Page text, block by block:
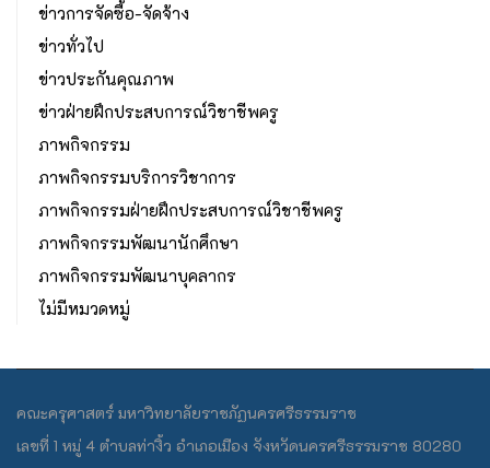
ข่าวการจัดซื้อ-จัดจ้าง
ข่าวทั่วไป
ข่าวประกันคุณภาพ
ข่าวฝ่ายฝึกประสบการณ์วิชาชีพครู
ภาพกิจกรรม
ภาพกิจกรรมบริการวิชาการ
ภาพกิจกรรมฝ่ายฝึกประสบการณ์วิชาชีพครู
ภาพกิจกรรมพัฒนานักศึกษา
ภาพกิจกรรมพัฒนาบุคลากร
ไม่มีหมวดหมู่
คณะครุศาสตร์ มหาวิทยาลัยราชภัฏนครศรีธรรมราช
เลขที่ 1 หมู่ 4 ตำบลท่างิ้ว อำเภอเมือง จังหวัดนครศรีธรรมราช 80280